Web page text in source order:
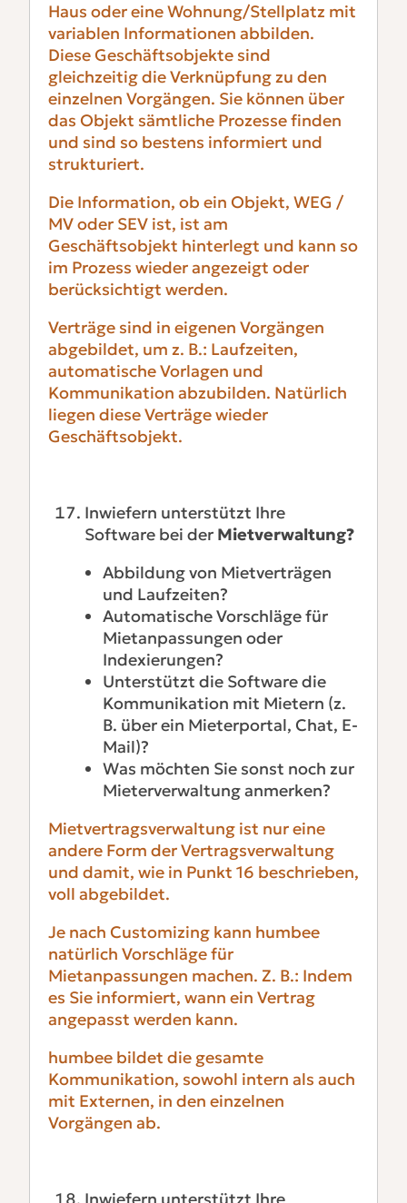
Haus oder eine Wohnung/Stellplatz mit
variablen Informationen abbilden.
Diese Geschäftsobjekte sind
gleichzeitig die Verknüpfung zu den
einzelnen Vorgängen. Sie können über
das Objekt sämtliche Prozesse finden
und sind so bestens informiert und
strukturiert.
Die Information, ob ein Objekt, WEG /
MV oder SEV ist, ist am
Geschäftsobjekt hinterlegt und kann so
im Prozess wieder angezeigt oder
berücksichtigt werden.
Verträge sind in eigenen Vorgängen
abgebildet, um z. B.: Laufzeiten,
automatische Vorlagen und
Kommunikation abzubilden. Natürlich
liegen diese Verträge wieder
Geschäftsobjekt.
Inwiefern unterstützt Ihre
Software bei der Mietverwaltung?
Abbildung von Mietverträgen
und Laufzeiten?
Automatische Vorschläge für
Mietanpassungen oder
Indexierungen?
Unterstützt die Software die
Kommunikation mit Mietern (z.
B. über ein Mieterportal, Chat, E-
Mail)?
Was möchten Sie sonst noch zur
Mieterverwaltung anmerken?
Mietvertragsverwaltung ist nur eine
andere Form der Vertragsverwaltung
und damit, wie in Punkt 16 beschrieben,
voll abgebildet.
Je nach Customizing kann humbee
natürlich Vorschläge für
Mietanpassungen machen. Z. B.: Indem
es Sie informiert, wann ein Vertrag
angepasst werden kann.
humbee bildet die gesamte
Kommunikation, sowohl intern als auch
mit Externen, in den einzelnen
Vorgängen ab.